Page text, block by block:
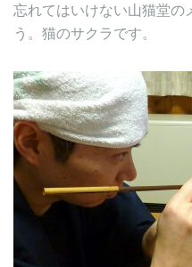
忘れてはいけない山猫堂の
う。猫のサクラです。